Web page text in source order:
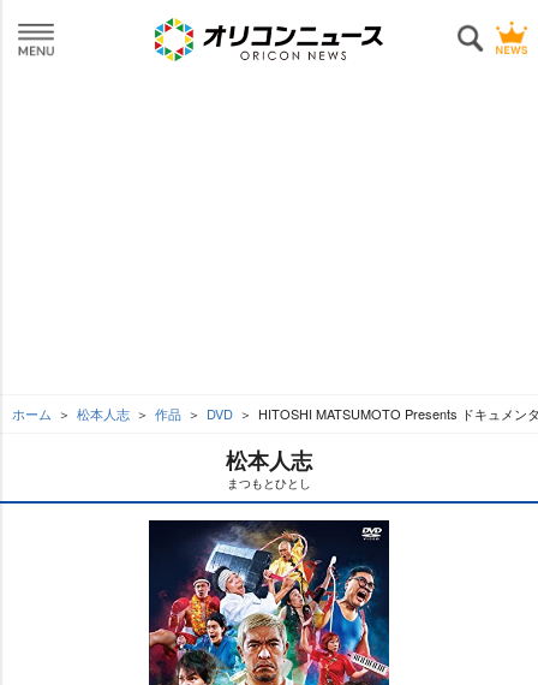
ホーム 松本人志 作品 DVD HITOSHI MATSUMOTO Presents ドキュメン
松本人志
まつもとひとし